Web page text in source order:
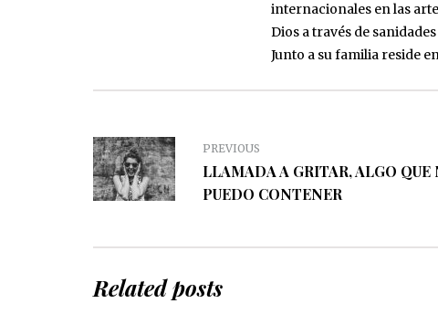
internacionales en las
Dios a través de
Junto a su familia reside
PREVIOUS
LLAMADA A GRITAR, ALGO QUE
PUEDO CONTENER
Related posts